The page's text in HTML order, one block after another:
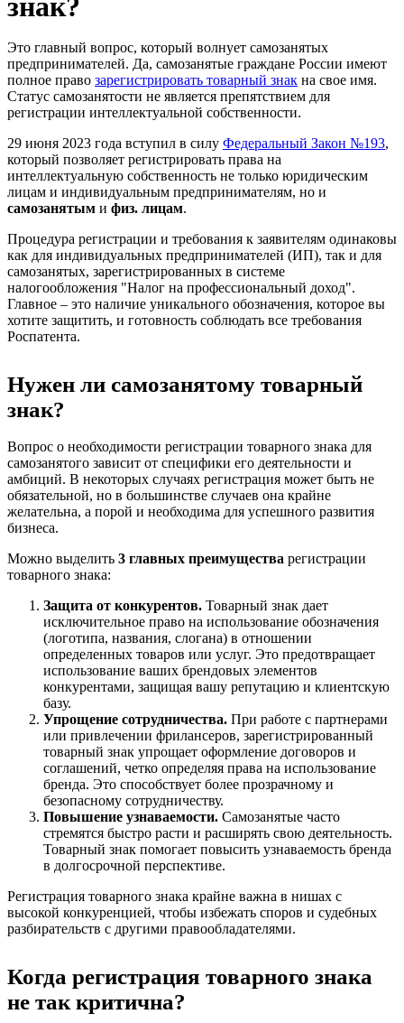
знак?
Это главный вопрос, который волнует самозанятых
предпринимателей. Да, самозанятые граждане России имеют
полное право зарегистрировать товарный знак на свое имя.
Статус самозанятости не является препятствием для
регистрации интеллектуальной собственности.
29 июня 2023 года вступил в силу Федеральный Закон №193,
который позволяет регистрировать права на
интеллектуальную собственность не только юридическим
лицам и индивидуальным предпринимателям, но и
самозанятым и физ. лицам.
Процедура регистрации и требования к заявителям одинаковы
как для индивидуальных предпринимателей (ИП), так и для
самозанятых, зарегистрированных в системе
налогообложения "Налог на профессиональный доход".
Главное – это наличие уникального обозначения, которое вы
хотите защитить, и готовность соблюдать все требования
Роспатента.
Нужен ли самозанятому товарный
знак?
Вопрос о необходимости регистрации товарного знака для
самозанятого зависит от специфики его деятельности и
амбиций. В некоторых случаях регистрация может быть не
обязательной, но в большинстве случаев она крайне
желательна, а порой и необходима для успешного развития
бизнеса.
Можно выделить 3 главных преимущества регистрации
товарного знака:
Защита от конкурентов. Товарный знак дает
исключительное право на использование обозначения
(логотипа, названия, слогана) в отношении
определенных товаров или услуг. Это предотвращает
использование ваших брендовых элементов
конкурентами, защищая вашу репутацию и клиентскую
базу.
Упрощение сотрудничества. При работе с партнерами
или привлечении фрилансеров, зарегистрированный
товарный знак упрощает оформление договоров и
соглашений, четко определяя права на использование
бренда. Это способствует более прозрачному и
безопасному сотрудничеству.
Повышение узнаваемости. Самозанятые часто
стремятся быстро расти и расширять свою деятельность.
Товарный знак помогает повысить узнаваемость бренда
в долгосрочной перспективе.
Регистрация товарного знака крайне важна в нишах с
высокой конкуренцией, чтобы избежать споров и судебных
разбирательств с другими правообладателями.
Когда регистрация товарного знака
не так критична?